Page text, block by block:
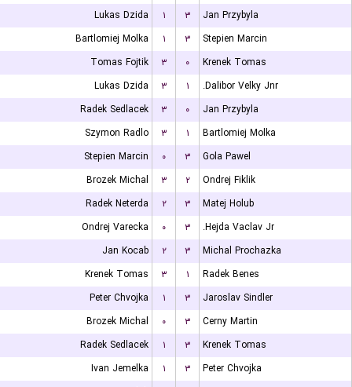
Lukas Dzida
۱ ۳
Jan Przybyla
Bartlomiej Molka
۱ ۳
Stepien Marcin
Tomas Fojtik
۳ ۰
Krenek Tomas
Lukas Dzida
۳ ۱
Dalibor Velky Jnr.
Radek Sedlacek
۳ ۰
Jan Przybyla
Szymon Radlo
۳ ۱
Bartlomiej Molka
Stepien Marcin
۰ ۳
Gola Pawel
Brozek Michal
۳ ۲
Ondrej Fiklik
Radek Neterda
۲ ۳
Matej Holub
Ondrej Varecka
۰ ۳
Hejda Vaclav Jr.
Jan Kocab
۲ ۳
Michal Prochazka
Krenek Tomas
۳ ۱
Radek Benes
Peter Chvojka
۱ ۳
Jaroslav Sindler
Brozek Michal
۰ ۳
Cerny Martin
Radek Sedlacek
۱ ۳
Krenek Tomas
Ivan Jemelka
۱ ۳
Peter Chvojka